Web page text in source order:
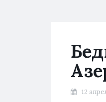
12